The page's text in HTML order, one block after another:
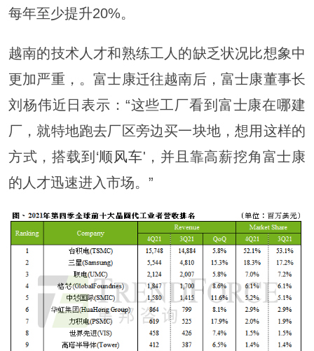
每年至少提升20%。
越南的技术人才和熟练工人的缺乏状况比想象中
更加严重，。富士康迁往越南后，富士康董事长
刘杨伟近日表示：“这些工厂看到富士康在哪建
厂，就特地跑去厂区旁边买一块地，想用这样的
方式，搭载到‘顺风车'，并且靠高薪挖角富士康
的人才迅速进入市场。”